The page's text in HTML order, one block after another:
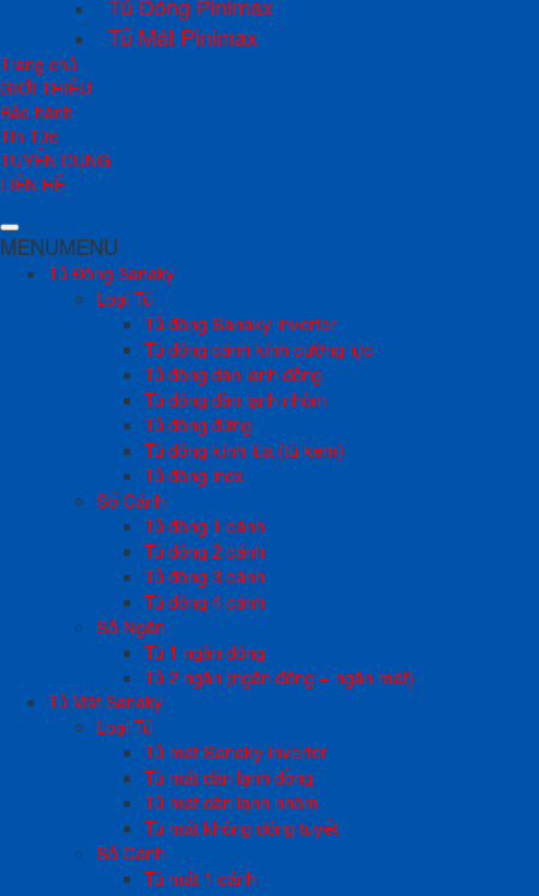
Tủ Đông Pinimax
Tủ Mát Pinimax
Trang chủ
GIỚI THIỆU
Bảo hành
Tin Tức
TUYỂN DỤNG
LIÊN HỆ
MENUMENU
Tủ Đông Sanaky
Loại Tủ
Tủ đông Sanaky inverter
Tủ đông cánh kính cường lực
Tủ đông dàn lạnh đồng
Tủ đông dàn lạnh nhôm
Tủ đông đứng
Tủ đông kính lùa (tủ kem)
Tủ đông inox
Số Cánh
Tủ đông 1 cánh
Tủ đông 2 cánh
Tủ đông 3 cánh
Tủ đông 4 cánh
Số Ngăn
Tủ 1 ngăn đông
Tủ 2 ngăn (ngăn đông + ngăn mát)
Tủ Mát Sanaky
Loại Tủ
Tủ mát Sanaky inverter
Tủ mát dàn lạnh đồng
Tủ mát dàn lạnh nhôm
Tủ mát không đóng tuyết
Số Cánh
Tủ mát 1 cánh